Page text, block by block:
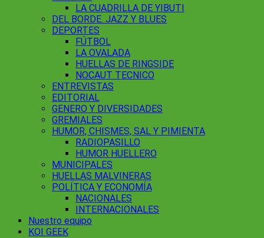
LA CUADRILLA DE YIBUTI
DEL BORDE. JAZZ Y BLUES
DEPORTES
FÚTBOL
LA OVALADA
HUELLAS DE RINGSIDE
NOCAUT TECNICO
ENTREVISTAS
EDITORIAL
GENERO Y DIVERSIDADES
GREMIALES
HUMOR, CHISMES, SAL Y PIMIENTA
RADIOPASILLO
HUMOR HUELLERO
MUNICIPALES
HUELLAS MALVINERAS
POLÍTICA Y ECONOMÍA
NACIONALES
INTERNACIONALES
Nuestro equipo
KOI GEEK